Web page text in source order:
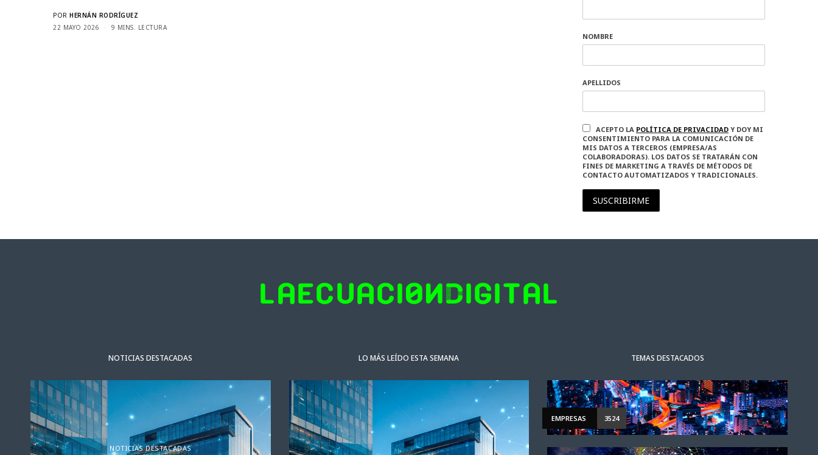
POR HERNÁN RODRÍGUEZ
22 MAYO 2026
9 MINS. LECTURA
NOMBRE
APELLIDOS
ACEPTO LA POLÍTICA DE PRIVACIDAD Y DOY MI
CONSENTIMIENTO PARA LA COMUNICACIÓN DE
MIS DATOS A TERCEROS (EMPRESA/AS
COLABORADORAS). LOS DATOS SE TRATARÁN CON
FINES DE MARKETING A TRAVÉS DE MÉTODOS DE
CONTACTO AUTOMATIZADOS Y TRADICIONALES.
SUSCRIBIRME
NOTICIAS DESTACADAS
NOTICIAS DESTACADAS ACTUALIDAD NOTICIAS DESTACADAS
LO MÁS LEÍDO ESTA SEMANA TEMAS DESTACADOS
EMPRESAS 3524